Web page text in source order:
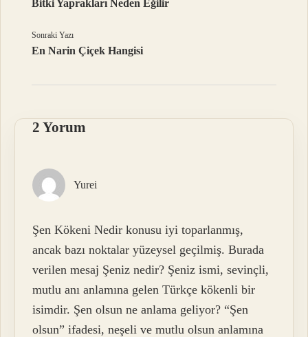
Bitki Yaprakları Neden Eğilir
Sonraki Yazı
En Narin Çiçek Hangisi
2 Yorum
Yurei
Şen Kökeni Nedir konusu iyi toparlanmış,
ancak bazı noktalar yüzeysel geçilmiş. Burada
verilen mesaj Şeniz nedir? Şeniz ismi, sevinçli,
mutlu anı anlamına gelen Türkçe kökenli bir
isimdir. Şen olsun ne anlama geliyor? “Şen
olsun” ifadesi, neşeli ve mutlu olsun anlamına